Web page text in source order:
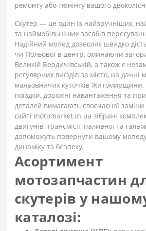
ремонту або тюнінгу вашого
Скутер — це один із найзручніших,
та наймобільніших засобів
Надійний мопед дозволяє швидко
чи Польової в центр, оминаючи
Великій Бердичівській, а також є
регулярних виїздів за місто, на дачні
мальовничих куточків
поїздки, дорожні навантаження та
деталей вимагають своєчасної
сайті motomarket.in.ua зібрані
двигунів, трансмісії, паливної та
допоможуть повернути вашому
динаміку та безпеку.
Асортимент
мотозапчастин
скутерів у
каталозі: